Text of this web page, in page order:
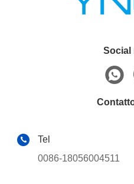
Social
Tel
0086-18056004511